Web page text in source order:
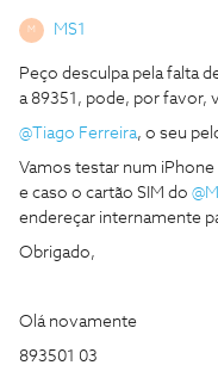
M MS1
Peço desculpa pela falta
a 89351, pode, por favor,
@Tiago Ferreira, o seu
Vamos testar num iPhone
e caso o cartão SIM do ​
endereçar internamente
Obrigado,
Olá novamente
893501 03